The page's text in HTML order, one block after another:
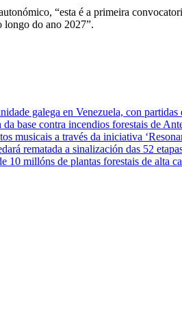
“esta é a primeira
longo do ano 2027”.
galega en Venezuela, con partidas
base contra incendios forestais de
musicais a través da iniciativa
rematada a sinalización das 52
10 millóns de plantas forestais de alta